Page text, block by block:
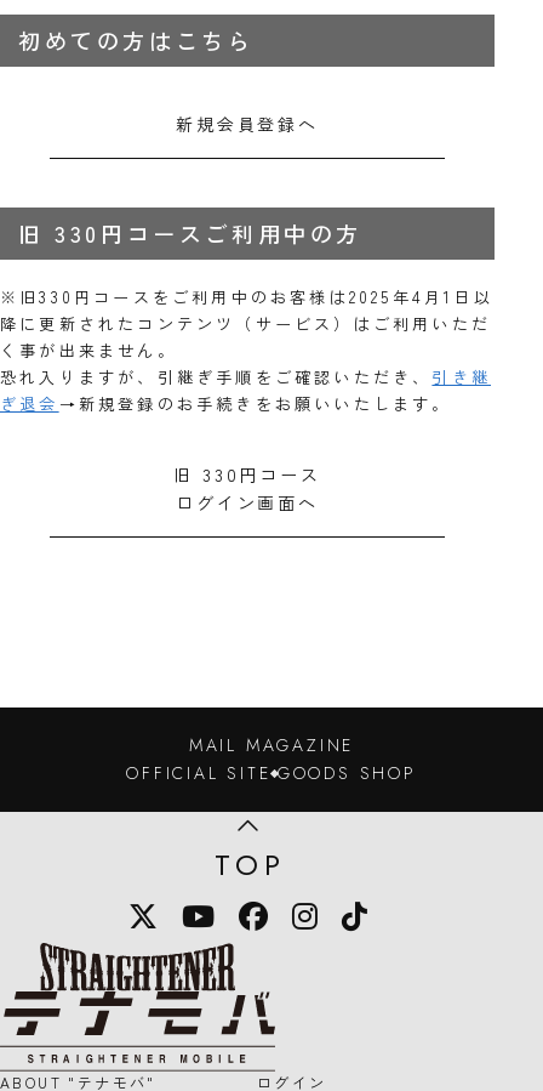
初めての方はこちら
新規会員登録へ
旧 330円コースご利用中の方
※旧330円コースをご利用中のお客様は2025年4月1日以
降に更新されたコンテンツ（サービス）はご利用いただ
く事が出来ません。
恐れ入りますが、引継ぎ手順をご確認いただき、 引き継
ぎ退会 →新規登録のお手続きをお願いいたします。
旧 330円コース
ログイン画面へ
MAIL MAGAZINE
OFFICIAL SITE GOODS SHOP
TOP
X
YouTube
Facebook
Instagram
TikTok
STRAIGHTENER テナモバのロゴマー
ABOUT "テナモバ" ログイン